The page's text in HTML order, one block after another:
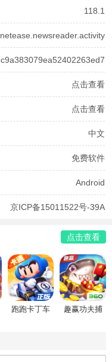
118.1
点击查看
点击查看
中文
免费软件
Android
京ICP备15011522号-39A
点击查看
跑跑卡丁车
趣赢功夫捕